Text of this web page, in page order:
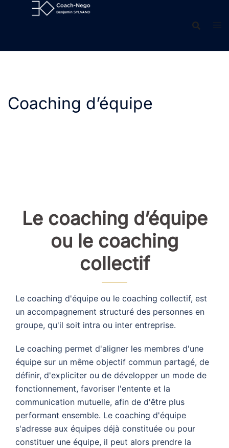
Coaching d’équipe
Le coaching d’équipe
ou le coaching
collectif
Le coaching d'équipe ou le coaching collectif, est
un accompagnement structuré des personnes en
groupe, qu'il soit intra ou inter entreprise.
Le coaching permet d'aligner les membres d'une
équipe sur un même objectif commun partagé, de
définir, d'expliciter ou de développer un mode de
fonctionnement, favoriser l'entente et la
communication mutuelle, afin de d'être plus
performant ensemble. Le coaching d'équipe
s'adresse aux équipes déjà constituée ou pour
constituer une équipe, il peut alors prendre la